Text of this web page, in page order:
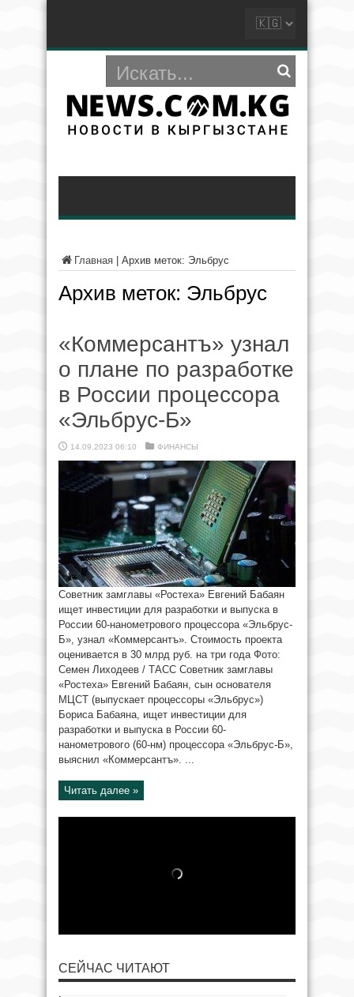
Главная Архив меток: Эльбрус
Архив меток: Эльбрус
«Коммерсантъ» узнал
о плане по разработке
в России процессора
«Эльбрус-Б»
14.09.2023 06:10 ФИНАНСЫ
Советник замглавы «Ростеха» Евгений Бабаян
ищет инвестиции для разработки и выпуска в
России 60-нанометрового процессора «Эльбрус-
Б», узнал «Коммерсантъ». Стоимость проекта
оценивается в 30 млрд руб. на три года Фото:
Семен Лиходеев / ТАСС Советник замглавы
«Ростеха» Евгений Бабаян, сын основателя
МЦСТ (выпускает процессоры «Эльбрус»)
Бориса Бабаяна, ищет инвестиции для
разработки и выпуска в России 60-
нанометрового (60-нм) процессора «Эльбрус-Б»,
выяснил «Коммерсантъ». ...
Читать далее »
СЕЙЧАС ЧИТАЮТ